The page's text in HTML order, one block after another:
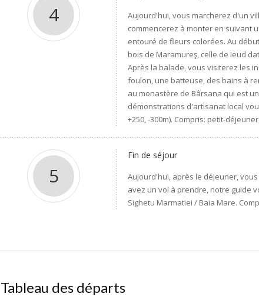
4
Aujourd'hui, vous marcherez d'un
commencerez à monter en suivant
entouré de fleurs colorées. Au
bois de Maramureş, celle de Ieud
Après la balade, vous visiterez les
foulon, une batteuse, des bains à
au monastère de Bârsana qui est
démonstrations d'artisanat local
+250, -300m). Compris: petit-
5
Fin de séjour
Aujourd'hui, après le déjeuner,
avez un vol à prendre, notre guide
Sighetu Marmatiei / Baia Mare.
Tableau des départs